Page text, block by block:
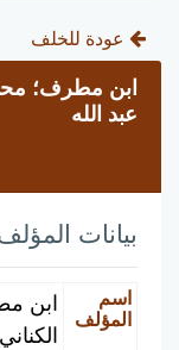
عودة للخلف
ابن مطرف؛
عبد الله
بيانات
اسم
المؤلف
ابن